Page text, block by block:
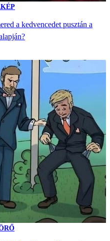
a kedvencedet pusztán a